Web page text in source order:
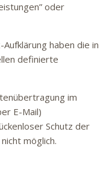
oder
haben die in
definierte
im
E-Mail)
Schutz der
möglich.